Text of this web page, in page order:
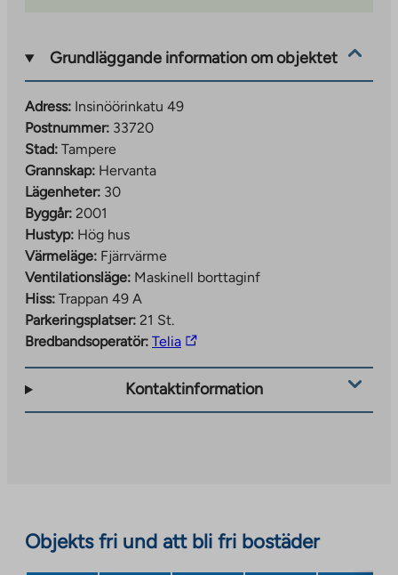
Grundläggande information om objektet
Adress: Insinöörinkatu 49
Postnummer: 33720
Stad: Tampere
Grannskap: Hervanta
Lägenheter: 30
Byggår: 2001
Hustyp: Hög hus
Värmeläge: Fjärrvärme
Ventilationsläge: Maskinell borttaginf
Hiss: Trappan 49 A
Parkeringsplatser: 21 St.
Bredbandsoperatör: TeliaThe
takes
opens
in
Kontaktinformation
Objekts fri und att bli fri bostäder